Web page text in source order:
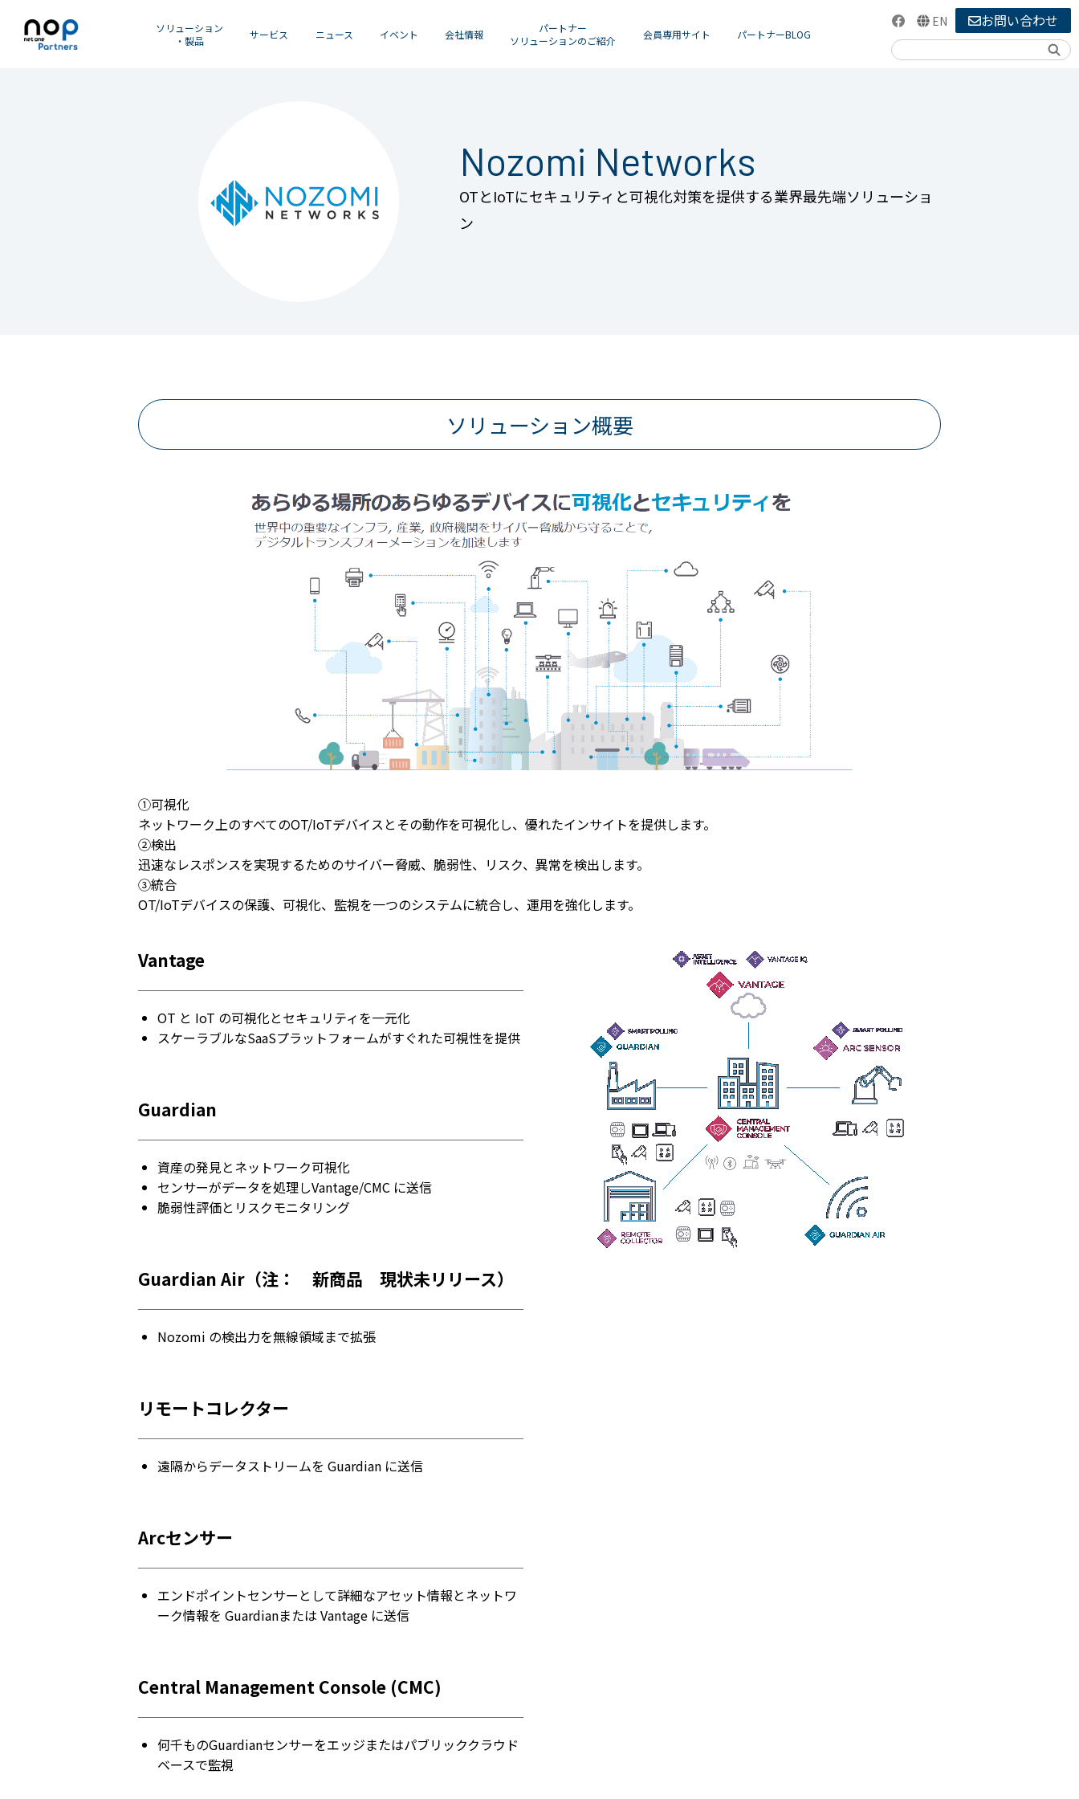
ソリューション
・製品
サービス ニュース イベント 会社情報
パートナー
ソリューションのご紹介
会員専用サイト パートナーBLOG
EN お問い合わせ
検索
Nozomi Networks
OTとIoTにセキュリティと可視化対策を提供する業界最先端ソリューショ
ン
ソリューション概要
①可視化
ネットワーク上のすべてのOT/IoTデバイスとその動作を可視化し、優れたインサイトを提供します。
②検出
迅速なレスポンスを実現するためのサイバー脅威、脆弱性、リスク、異常を検出します。
③統合
OT/IoTデバイスの保護、可視化、監視を一つのシステムに統合し、運用を強化します。
Vantage
OT と IoT の可視化とセキュリティを一元化
スケーラブルなSaaSプラットフォームがすぐれた可視性を提供
Guardian
資産の発見とネットワーク可視化
センサーがデータを処理しVantage/CMC に送信
脆弱性評価とリスクモニタリング
Guardian Air（注： 新商品 現状未リリース）
Nozomi の検出力を無線領域まで拡張
リモートコレクター
遠隔からデータストリームを Guardian に送信
Arcセンサー
エンドポイントセンサーとして詳細なアセット情報とネットワ
ーク情報を Guardianまたは Vantage に送信
Central Management Console (CMC)
何千ものGuardianセンサーをエッジまたはパブリッククラウド
ベースで監視